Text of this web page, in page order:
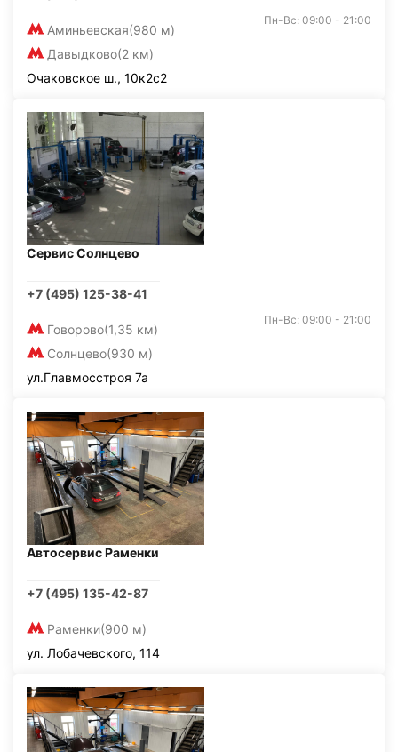
Аминьевская(980 м)
Давыдково(2 км)
Пн-Вс: 09:00 - 21:00
Очаковское ш., 10к2с2
Сервис Солнцево
+7 (495) 125-38-41
Говорово(1,35 км)
Солнцево(930 м)
Пн-Вс: 09:00 - 21:00
ул.Главмосстроя 7а
Автосервис Раменки
+7 (495) 135-42-87
Раменки(900 м)
ул. Лобачевского, 114